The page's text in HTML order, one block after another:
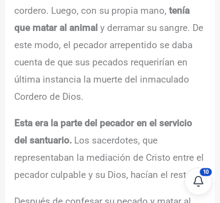
cordero. Luego, con su propia mano,tenía
que matar al animal y derramar su sangre. De
este modo, el pecador arrepentido se daba
cuenta de que sus pecados requerirían en
última instancia la muerte del inmaculado
Cordero de Dios.
Esta era la parte del pecador en el servicio
del santuario. Los sacerdotes, que
representaban la mediación de Cristo entre el
pecador culpable y su Dios, hacían el resto.
10